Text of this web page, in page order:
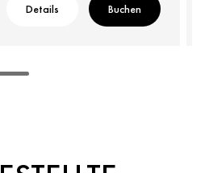
Details Buchen